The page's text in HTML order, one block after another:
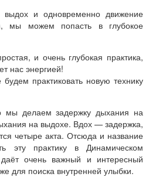
и одновременно движение
мы можем попасть в глубокое
и очень глубокая практика,
нас энергией!
практиковать новую технику
мы делаем задержку дыхания на
на выдохе. Вдох — задержка,
четыре акта. Отсюда и название
эту практику в Динамическом
очень важный и интересный
для поиска внутренней улыбки.